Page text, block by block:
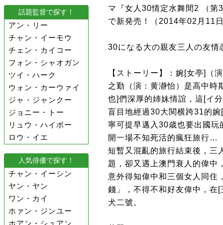
話題監督で探す！
アン・リー
チャン・イーモウ
チェン・カイコー
フォン・シャオガン
ツイ・ハーク
ウォン・カーウァイ
ジャ・ジャンクー
ジョニー・トー
リュウ・ハイボー
ロウ・イエ
人気俳優で探す！
チャン・イーシン
ヤン・ヤン
ワン・カイ
ホァン・ジンユー
ホアン・シュアン
マ『女人30情定水舞間2 （
で新発売！（2014年02月11
30になる大の親友三人の友情
【ストーリー】：婉[女亭]（
之勤（演：黄瀞怡）是高中時
也]們深厚的姉妹情誼，這[イ
盲目地經過30大関横跨31的
寧可提早邁入30歳也要出國
開一場不知死活的瘋狂旅行…
短暫又混亂的旅行結束後，三
題，卻又遇上澳門衰人的偉中
意外得知偉中和三個女人同住
錢」，不得不和好友偉中，在
犬二號。